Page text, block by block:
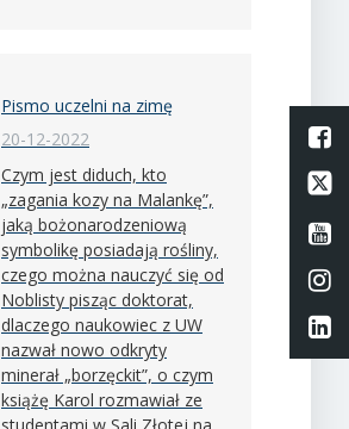
Pismo uczelni na zimę
20-12-2022
Czym jest diduch, kto
„zagania kozy na Malankę”,
jaką bożonarodzeniową
symbolikę posiadają rośliny,
czego można nauczyć się od
Noblisty pisząc doktorat,
dlaczego naukowiec z UW
nazwał nowo odkryty
minerał „borzęckit”, o czym
książę Karol rozmawiał ze
studentami w Sali Złotej na